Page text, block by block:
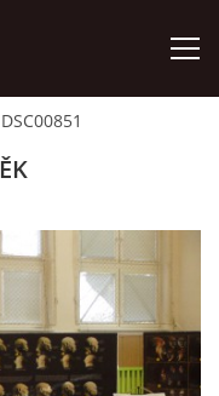
DSC00851